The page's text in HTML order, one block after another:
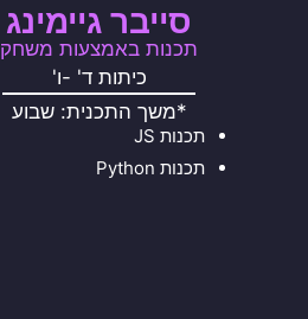
סייבר גיימינג
תכנות באמצעות משחק
כיתות ד' -ו'
*משך התכנית: שבוע
תכנות JS
תכנות Python